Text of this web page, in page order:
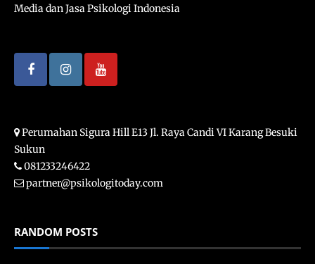
Media dan Jasa Psikologi Indonesia
Perumahan Sigura Hill E13 Jl. Raya Candi VI Karang Besuki
Sukun
081233246422
partner@psikologitoday.com
RANDOM POSTS